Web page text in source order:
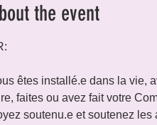
the event
êtes installé.e dans la vie,
faites ou avez fait votre
soutenu.e et soutenez